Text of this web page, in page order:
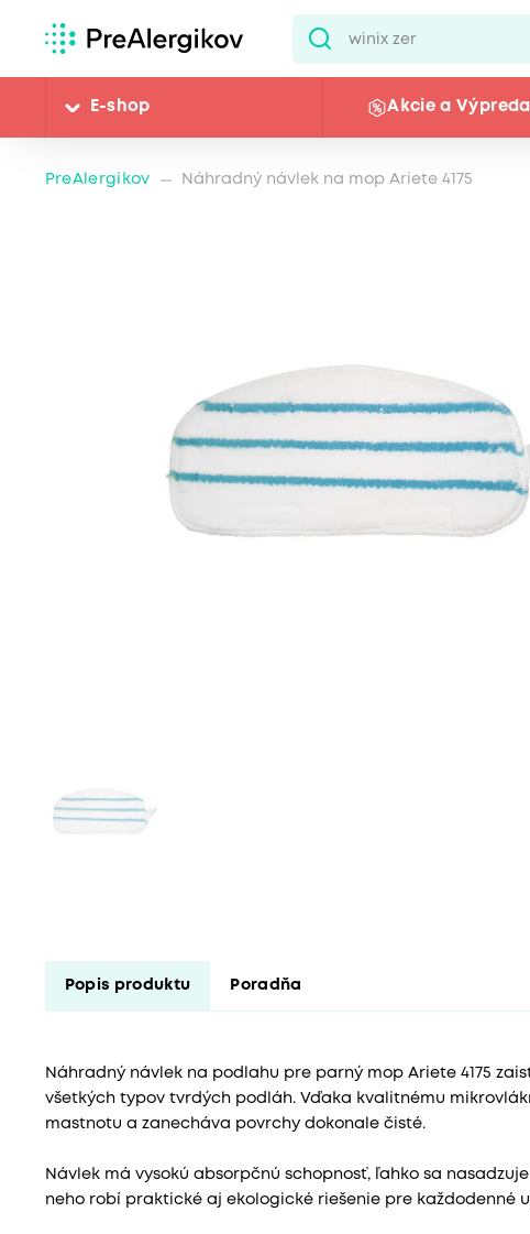
E-shop Akcie a Výpredaj
PreAlergikov Náhradný návlek na mop Ariete 4175
Popis produktu Poradňa
Náhradný návlek na podlahu pre parný mop Ariete 4175
všetkých typov tvrdých podláh. Vďaka kvalitnému
mastnotu a zanecháva povrchy dokonale čisté.
Návlek má vysokú absorpčnú schopnosť, ľahko sa
neho robí praktické aj ekologické riešenie pre každodenné